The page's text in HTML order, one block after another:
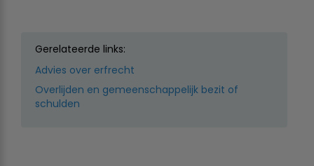
Gerelateerde links:
Advies over erfrecht
Overlijden en gemeenschappelijk bezit of
schulden